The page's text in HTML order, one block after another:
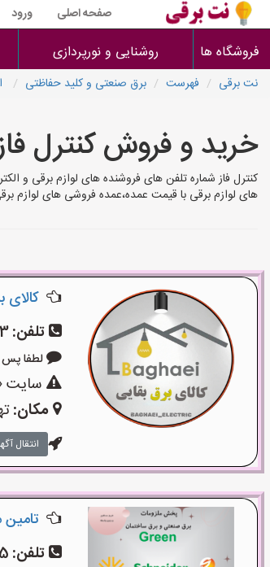
صفحه اصلی ورود
فروشگاه ها روشنایی و نورپردازی
نت برقی فهرست برق صنعتی و کلید حفاظتی
خرید و فروش کنترل
کنترل فاز شماره تلفن های فروشنده های لوازم برقی و
های لوازم برقی با قیمت عمده،عمده فروشی های لوازم
کالای
تلفن:
لطفا پس
سایت
مکان:
انتقال
تلفن: